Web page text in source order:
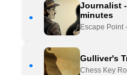
•
Journalist
minutes
Escape Point
•
Gulliver's
Chess Key